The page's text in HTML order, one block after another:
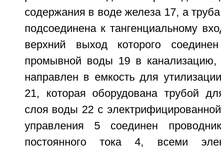
содержания в воде железа 17, а
подсоединена к тангенциальному
верхний выход которого
промывной воды 19 в
направлен в емкость для
21, которая оборудована трубой
слоя воды 22 с
управления 5 соединен
постоянного тока 4, всеми